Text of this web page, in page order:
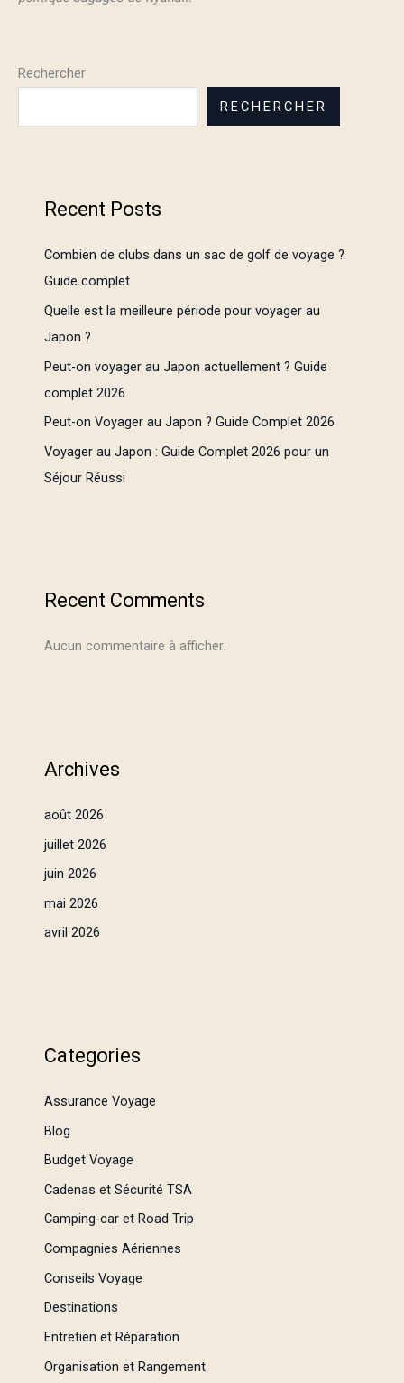
Rechercher
RECHERCHER
Recent Posts
Combien de clubs dans un sac de golf de voyage ?
Guide complet
Quelle est la meilleure période pour voyager au
Japon ?
Peut-on voyager au Japon actuellement ? Guide
complet 2026
Peut-on Voyager au Japon ? Guide Complet 2026
Voyager au Japon : Guide Complet 2026 pour un
Séjour Réussi
Recent Comments
Aucun commentaire à afficher.
Archives
août 2026
juillet 2026
juin 2026
mai 2026
avril 2026
Categories
Assurance Voyage
Blog
Budget Voyage
Cadenas et Sécurité TSA
Camping-car et Road Trip
Compagnies Aériennes
Conseils Voyage
Destinations
Entretien et Réparation
Organisation et Rangement